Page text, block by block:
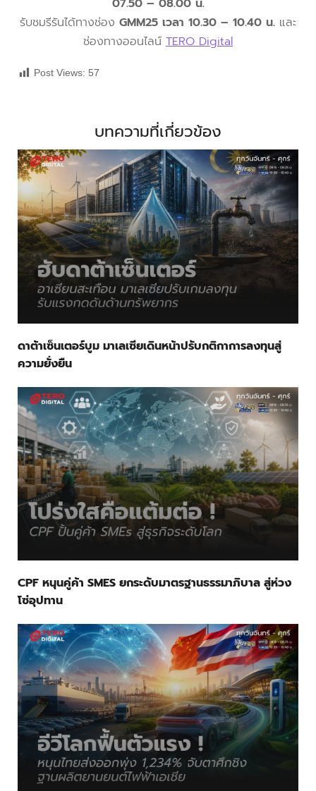
07.50 – 08.00 น.
รับชมรีรันได้ทางช่อง GMM25 เวลา 10.30 – 10.40 น. และ
ช่องทางออนไลน์ TERO Digital
Post Views: 57
บทความที่เกี่ยวข้อง
ดาต้าเซ็นเตอร์บูม มาเลเซียเดินหน้าปรับกติกาการลงทุนสู่
ความยั่งยืน
CPF หนุนคู่ค้า SMES ยกระดับมาตรฐานธรรมาภิบาล สู่ห่วง
โซ่อุปทาน